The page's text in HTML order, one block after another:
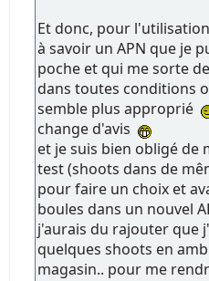
Et donc, pour
à savoir un APN que je
poche et qui me sorte
dans toutes conditions
semble plus approprié
change d'avis
et je suis bien obligé de
test (shoots dans de
pour faire un choix et
boules dans un nouvel
j'aurais du rajouter que
quelques shoots en
magasin.. pour me